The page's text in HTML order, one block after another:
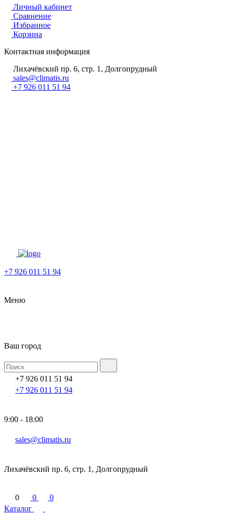
Личный кабинет
Сравнение
Избранное
Корзина
Контактная информация
Лихачёвский пр. 6, стр. 1, Долгопрудный
sales@climatis.ru
+7 926 011 51 94
+7 926 011 51 94
Меню
Ваш город
+7 926 011 51 94
+7 926 011 51 94
9:00 - 18:00
sales@climatis.ru
Лихачёвский пр. 6, стр. 1, Долгопрудный
0 0
0
Каталог